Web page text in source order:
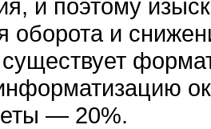
и поэтому
оборота и
— 20%.